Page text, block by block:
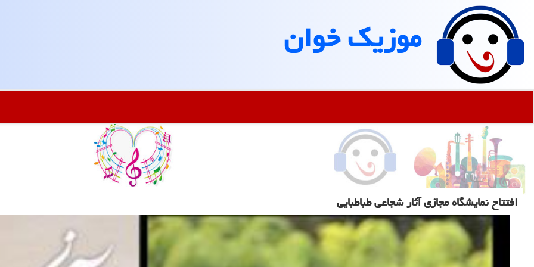
موزیك خوان
افتتاح نمایشگاه مجازی آثار شجاعی طباطبایی